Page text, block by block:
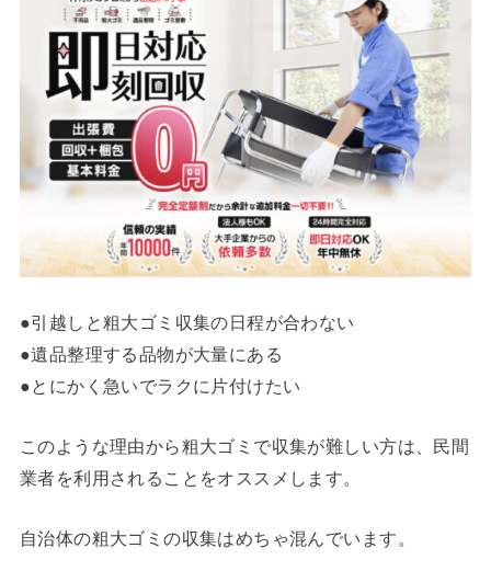
●引越しと粗大ゴミ収集の日程が合わない
●遺品整理する品物が大量にある
●とにかく急いでラクに片付けたい
このような理由から粗大ゴミで収集が難しい方は、民間
業者を利用されることをオススメします。
自治体の粗大ゴミの収集はめちゃ混んでいます。